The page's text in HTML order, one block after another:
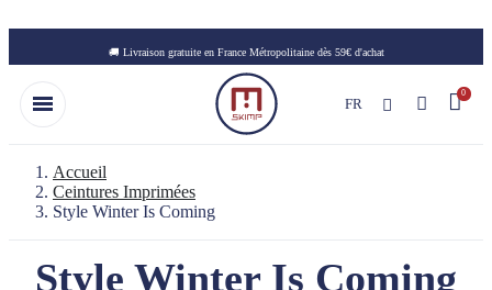
🚚 Livraison gratuite en France Métropolitaine dès 59€ d'achat
FR
Accueil
Ceintures Imprimées
Style Winter Is Coming
Style Winter Is Coming